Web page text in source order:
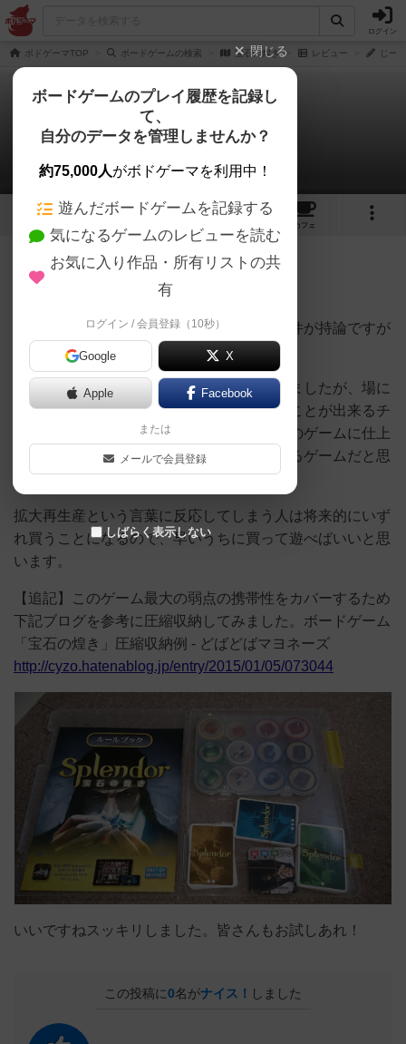
ログイン
ボドゲーマTOP ボードゲームの検索 宝石の煌き レビュー じー
宝石の煌き
じーふいさんのレビュー
69 25 161
カフェ
723名 0名 0 9年以上前
複数の勝ち筋があることが良いゲームの条件が持論ですが
本ゲームは正に良いゲームです。
ルールを読むと単調になりそうかなと思いましたが、場に
出ているチップの上限、プレイヤーが持つことが出来るチ
ップの上限との関係で読み合い、我慢比べのゲームに仕上
がっており、とっつきやすく、長く楽しめるゲームだと思
います。
拡大再生産という言葉に反応してしまう人は将来的にいず
れ買うことになるので、早いうちに買って遊べばいいと思
います。
【追記】このゲーム最大の弱点の携帯性をカバーするため
下記ブログを参考に圧縮収納してみました。ボードゲーム
「宝石の煌き」圧縮収納例 - どばどばマヨネーズ
http://cyzo.hatenablog.jp/entry/2015/01/05/073044
いいですねスッキリしました。皆さんもお試しあれ！
この投稿に0名がナイス！ しました
閉じる
ボードゲームのプレイ履歴を記録し
て、
自分のデータを管理しませんか？
約75,000人がボドゲーマを利用中！
遊んだボードゲームを記録する
気になるゲームのレビューを読む
お気に入り作品・所有リストの共
有
ログイン / 会員登録（10秒）
Google X
Apple Facebook
または
メールで会員登録
しばらく表示しない